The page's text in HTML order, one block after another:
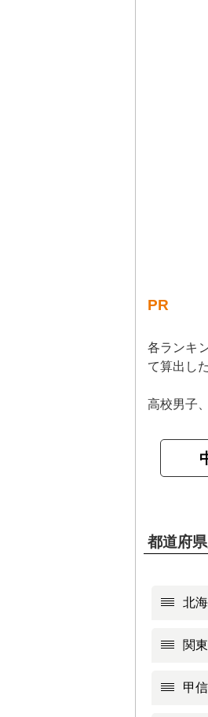
PR
各ランキ
て算出し
高校男子
都道府
北
関
甲